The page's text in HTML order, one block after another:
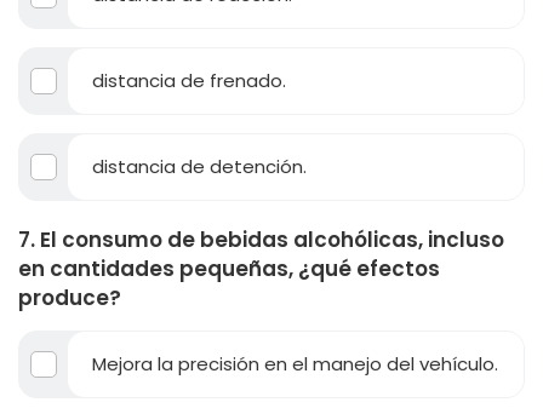
distancia de frenado.
distancia de detención.
7. El consumo de bebidas alcohólicas, incluso
en cantidades pequeñas, ¿qué efectos
produce?
Mejora la precisión en el manejo del vehículo.